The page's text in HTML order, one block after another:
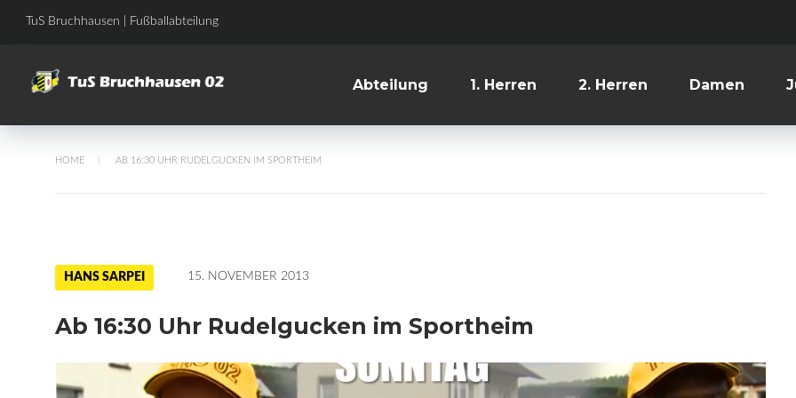
TuS Bruchhausen | Fußballabteilung
Abteilung 1. Herren 2. Herren Damen
HOME / AB 16:30 UHR RUDELGUCKEN IM SPORTHEIM
HANS SARPEI 15. NOVEMBER 2013
Ab 16:30 Uhr Rudelgucken im Sportheim